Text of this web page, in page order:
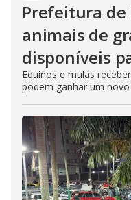
Prefeitura
animais de
disponíveis
Equinos e mulas
podem ganhar um